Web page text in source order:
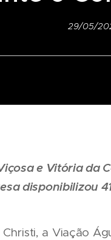
29/05/
e Vitória da
disponibilizou
a Viação